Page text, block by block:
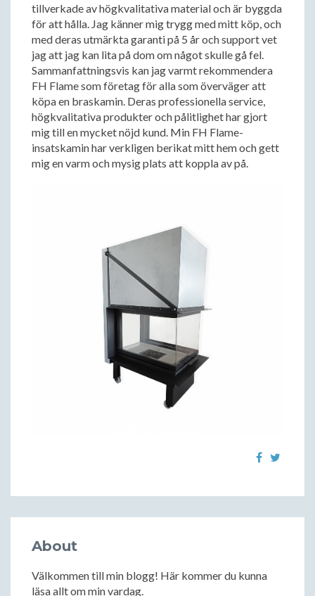
tillverkade av högkvalitativa material och är byggda
för att hålla. Jag känner mig trygg med mitt köp, och
med deras utmärkta garanti på 5 år och support vet
jag att jag kan lita på dom om något skulle gå fel.
Sammanfattningsvis kan jag varmt rekommendera
FH Flame som företag för alla som överväger att
köpa en braskamin. Deras professionella service,
högkvalitativa produkter och pålitlighet har gjort
mig till en mycket nöjd kund. Min FH Flame-
insatskamin har verkligen berikat mitt hem och gett
mig en varm och mysig plats att koppla av på.
About
Välkommen till min blogg! Här kommer du kunna
läsa allt om min vardag.